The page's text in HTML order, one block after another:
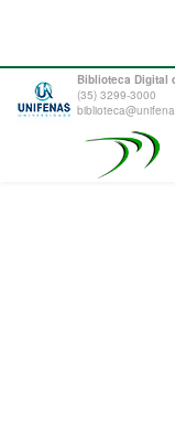
Biblioteca Digital
(35) 3299-3000